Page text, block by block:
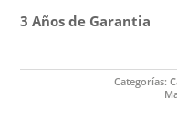
3 Años de Garantia
Categorías: